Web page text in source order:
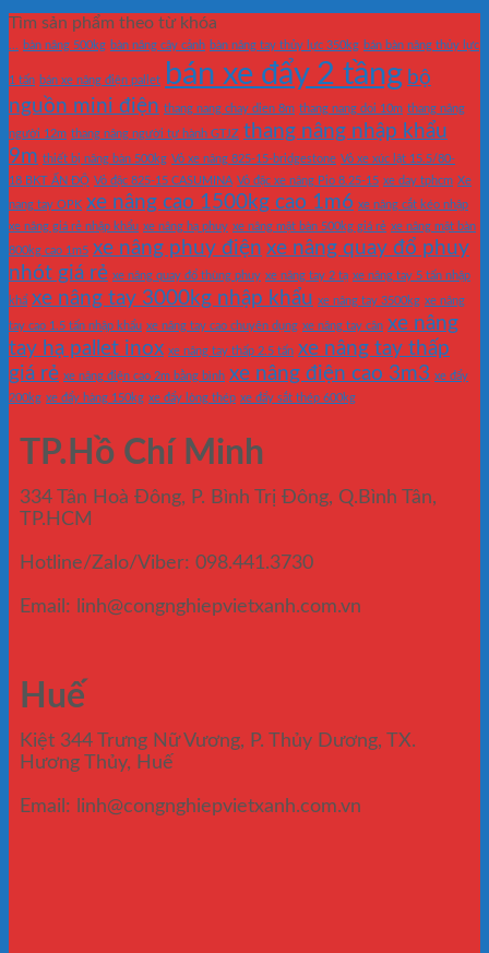
Tìm sản phẩm theo từ khóa
... bàn nâng 500kg bàn nâng cây cảnh bàn nâng tay thủy lực 350kg bán bàn nâng thủy lực
1 tấn bán xe nâng điện pallet bán xe đẩy 2 tầng bộ
nguồn mini điện thang nang chay dien 8m thang nang doi 10m thang nâng
người 12m thang nâng người tự hành GTJZ thang nâng nhập khẩu
9m thiết bị nâng bàn 500kg Vỏ xe nâng 825-15-bridgestone Vỏ xe xúc lật 15.5/80-
18 BKT ẤN ĐỘ Vỏ đặc 825-15 CASUMINA Vỏ đặc xe nâng Pio 8.25-15 xe day tphcm Xe
nang tay OPK xe nâng cao 1500kg cao 1m6 xe nâng cắt kéo nhập
xe nâng giá rẻ nhập khẩu xe nâng hạ phuy xe nâng mặt bàn 500kg giá rẻ xe nâng mặt bàn
800kg cao 1m5 xe nâng phuy điện xe nâng quay đổ phuy
nhót giá rẻ xe nâng quay đổ thùng phuy xe nâng tay 2 tạ xe nâng tay 5 tấn nhập
khẩ xe nâng tay 3000kg nhập khẩu xe nâng tay 3500kg xe nâng
tay cao 1.5 tấn nhập khẩu xe nâng tay cao chuyên dụng xe nâng tay cân xe nâng
tay hạ pallet inox xe nâng tay thấp 2.5 tấn xe nâng tay thấp
giá rẻ xe nâng điện cao 2m bằng bình xe nâng điện cao 3m3 xe đẩy
200kg xe đẩy hàng 150kg xe đẩy lòng thép xe đẩy sắt thép 600kg
TP.Hồ Chí Minh
334 Tân Hoà Đông, P. Bình Trị Đông, Q.Bình Tân,
TP.HCM
Hotline/Zalo/Viber: 098.441.3730
Email: linh@congnghiepvietxanh.com.vn
Huế
Kiệt 344 Trưng Nữ Vương, P. Thủy Dương, TX.
Hương Thủy, Huế
Email: linh@congnghiepvietxanh.com.vn